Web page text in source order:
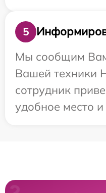
5
Мы сообщим
Вашей техники
сотрудник
удобное место